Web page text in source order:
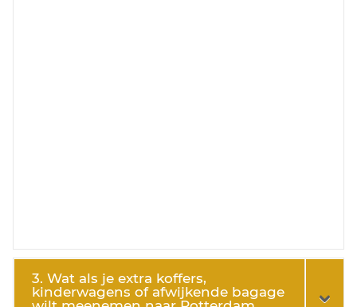
3. Wat als je extra koffers,
kinderwagens of afwijkende bagage